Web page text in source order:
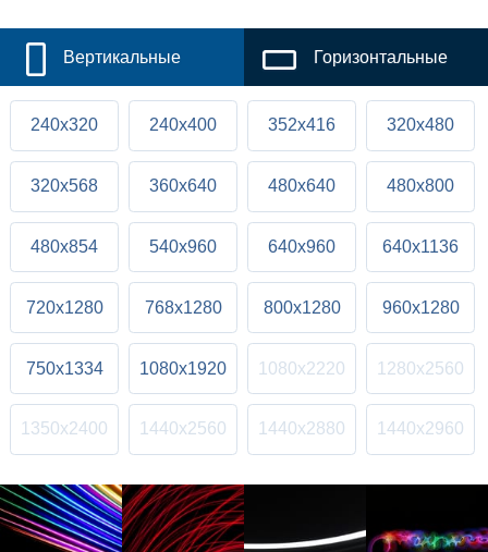
Вертикальные Горизонтальные
240x320 240x400 352x416 320x480
320x568 360x640 480x640 480x800
480x854 540x960 640x960 640x1136
720x1280 768x1280 800x1280 960x1280
750x1334 1080x1920 1080x2220 1280x2560
1350x2400 1440x2560 1440x2880 1440x2960